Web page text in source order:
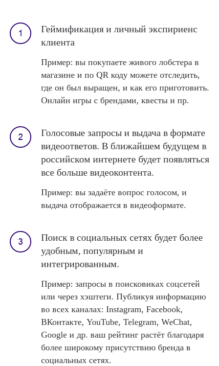
Геймификация и личный экспириенс
клиента
Пример: вы покупаете живого лобстера в
магазине и по QR коду можете отследить,
где он был выращен, и как его приготовить.
Онлайн игры с брендами, квесты и пр.
Голосовые запросы и выдача в формате
видеоответов. В ближайшем будущем в
российском интернете будет появляться
все больше видеоконтента.
Пример: вы задаёте вопрос голосом, и
выдача отображается в видеоформате.
Поиск в социальных сетях будет более
удобным, популярным и
интегрированным.
Пример: запросы в поисковиках соцсетей
или через хэштеги. Публикуя информацию
во всех каналах: Instagram, Facebook,
ВКонтакте, YouTube, Telegram, WeChat,
Google и др. ваш рейтинг растёт благодаря
более широкому присутствию бренда в
социальных сетях.